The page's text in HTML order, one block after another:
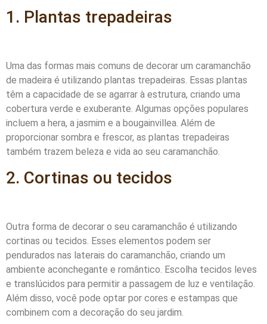
1. Plantas trepadeiras
Uma das formas mais comuns de decorar um caramanchão
de madeira é utilizando plantas trepadeiras. Essas plantas
têm a capacidade de se agarrar à estrutura, criando uma
cobertura verde e exuberante. Algumas opções populares
incluem a hera, a jasmim e a bougainvillea. Além de
proporcionar sombra e frescor, as plantas trepadeiras
também trazem beleza e vida ao seu caramanchão.
2. Cortinas ou tecidos
Outra forma de decorar o seu caramanchão é utilizando
cortinas ou tecidos. Esses elementos podem ser
pendurados nas laterais do caramanchão, criando um
ambiente aconchegante e romântico. Escolha tecidos leves
e translúcidos para permitir a passagem de luz e ventilação.
Além disso, você pode optar por cores e estampas que
combinem com a decoração do seu jardim.